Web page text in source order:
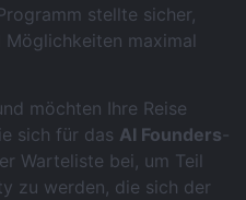
stellte sicher,
Möglichkeiten maximal
möchten Ihre Reise
sich für das AI Founders-
Warteliste bei, um Teil
zu werden, die sich der